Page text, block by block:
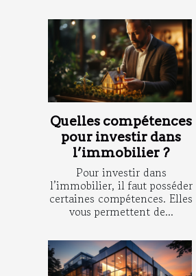
Quelles compétences
pour investir dans
l’immobilier ?
Pour investir dans
l’immobilier, il faut posséder
certaines compétences. Elles
vous permettent de...